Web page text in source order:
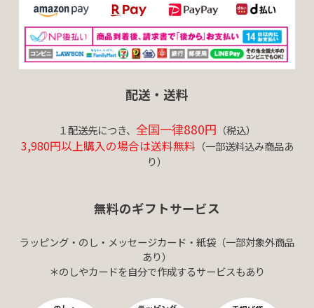
配送・送料
１配送先につき、 全国一律880円 （税込）
3,980円以上購入の場合は送料無料 （一部送料込み商品あ
り）
無料のギフトサービス
ラッピング・のし・メッセージカード・紙袋（一部対象外商品
あり）
＊のしやカードを自分で作成するサービスもあり